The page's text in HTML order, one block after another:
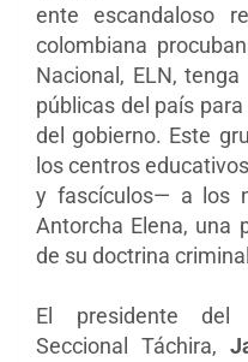
ente escandaloso
colombiana
Nacional, ELN,
públicas del país
del gobierno. Este
los centros
y fascículos— a los
Antorcha Elena, una
de su doctrina
El presidente del
Seccional Táchira,